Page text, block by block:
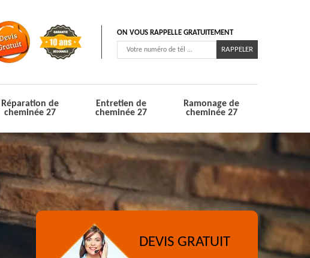
ON VOUS RAPPELLE GRATUITEMENT
Réparation de
cheminée 27
Entretien de
cheminée 27
Ramonage de
cheminée 27
DEVIS GRATUIT